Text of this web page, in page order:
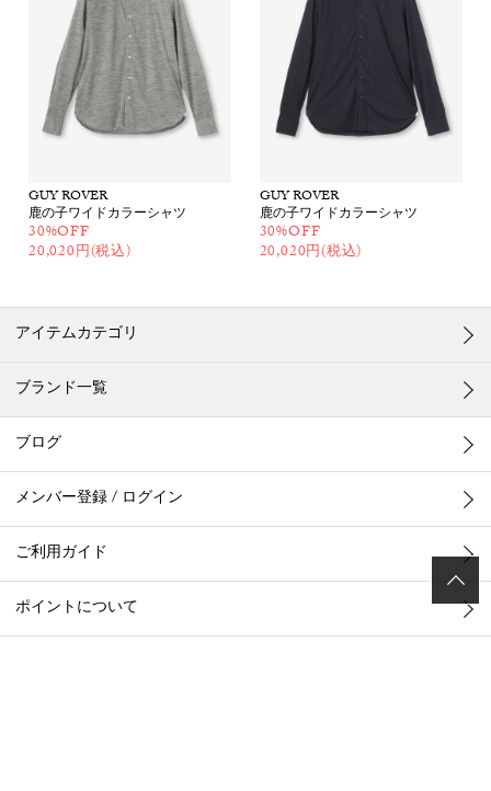
GUY ROVER
鹿の子ワイドカラーシャツ
30%OFF
20,020円(税込)
GUY ROVER
鹿の子ワイドカラーシャツ
30%OFF
20,020円(税込)
アイテムカテゴリ
ブランド一覧
ブログ
メンバー登録 / ログイン
ご利用ガイド
ポイントについて